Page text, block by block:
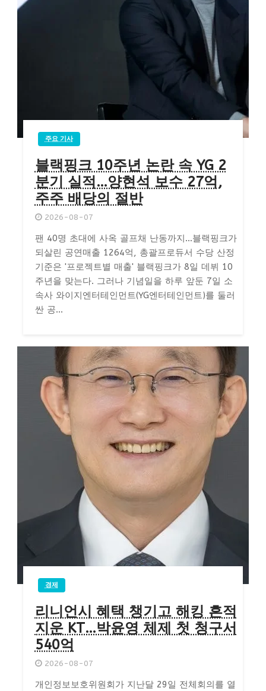
주요 기사
블랙핑크 10주년 논란 속 YG 2
분기 실적…양현석 보수 27억,
주주 배당의 절반
2026-08-07
팬 40명 초대에 사옥 골프채 난동까지…블랙핑크가
되살린 공연매출 1264억, 총괄프로듀서 수당 산정
기준은 '프로젝트별 매출' 블랙핑크가 8일 데뷔 10
주년을 맞는다. 그러나 기념일을 하루 앞둔 7일 소
속사 와이지엔터테인먼트(YG엔터테인먼트)를 둘러
싼 공...
경제
리니언시 혜택 챙기고 해킹 흔적
지운 KT…박윤영 체제 첫 청구서
540억
2026-08-07
개인정보보호위원회가 지난달 29일 전체회의를 열